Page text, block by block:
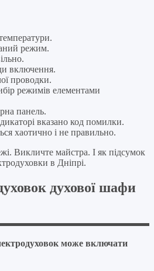
режим.
включення.
проводки.
режимів елементами
панель.
вказано код помилки.
хаотично і не правильно.
Викличте майстра. І як підсумок
в Дніпрі.
духової шафи
може включати